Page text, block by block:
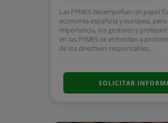
Las PYMES desempeñan un papel
economía española y europea, pero
importancia, los gestores y
en las PYMES se enfrentan a
de los directivos responsables...
SOLICITAR